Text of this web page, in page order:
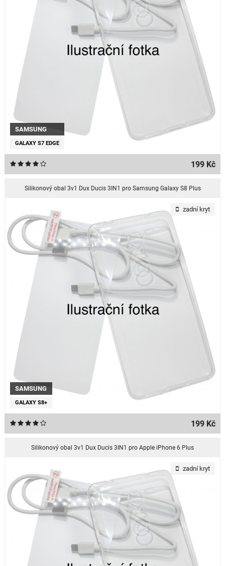
SAMSUNG
GALAXY S7 EDGE
199 Kč
Silikonový obal 3v1 Dux Ducis 3IN1 pro Samsung Galaxy S8 Plus
SAMSUNG
GALAXY S8+
zadní kryt
199 Kč
Silikonový obal 3v1 Dux Ducis 3IN1 pro Apple iPhone 6 Plus
zadní kryt